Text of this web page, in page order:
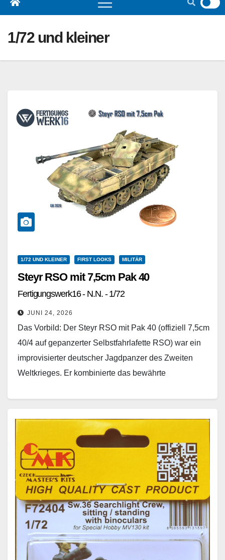
1/72 und kleiner
1/72 UND KLEINER FIRST LOOKS MILITÄR
Steyr RSO mit 7,5cm Pak 40
Fertigungswerk16 - N.N. - 1/72
JUNI 24, 2026
Das Vorbild: Der Steyr RSO mit Pak 40 (offiziell 7,5cm
40/4 auf gepanzerter Selbstfahrlafette RSO) war ein
improvisierter deutscher Jagdpanzer des Zweiten
Weltkrieges. Er kombinierte das bewährte